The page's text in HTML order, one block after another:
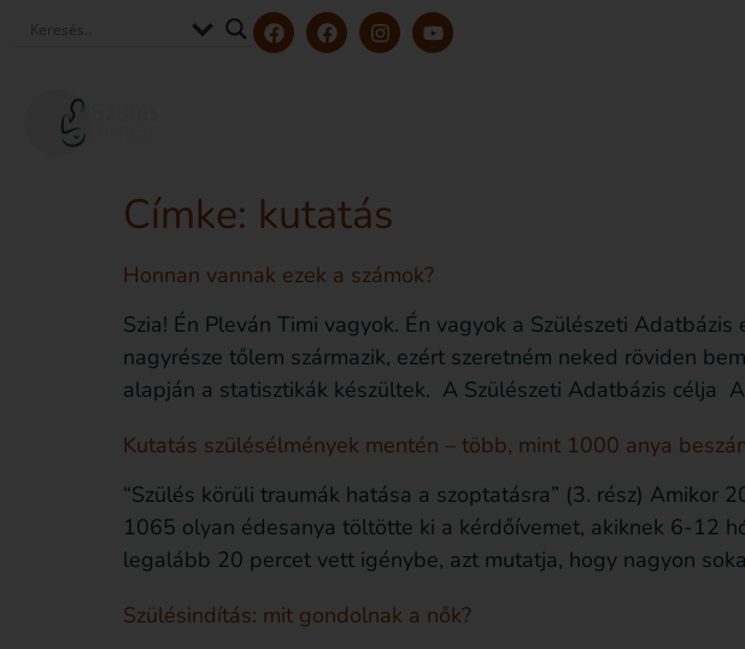
Címke: kutatás
Honnan vannak ezek a számok?
Szia! Én Pleván Timi vagyok. Én vagyok a Szülészeti
nagyrésze tőlem származik, ezért szeretném neked röviden
alapján a statisztikák készültek. A Szülészeti Adatbázis célja
Kutatás szülésélmények mentén – több, mint 1000 anya
“Szülés körüli traumák hatása a szoptatásra” (3. rész)
1065 olyan édesanya töltötte ki a kérdőívemet, akiknek 6-12
legalább 20 percet vett igénybe, azt mutatja, hogy nagyon
Szülésindítás: mit gondolnak a nők?